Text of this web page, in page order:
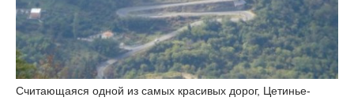
Считающаяся одной из самых красивых дорог, Цетинье-